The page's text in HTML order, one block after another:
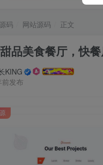
码 网站源码 正文
品美食餐厅，快
KING
发布